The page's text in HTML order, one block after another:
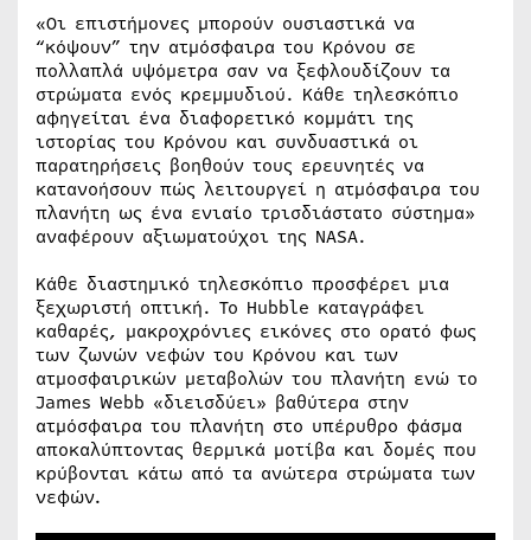
«Οι επιστήμονες μπορούν ουσιαστικά να
“κόψουν” την ατμόσφαιρα του Κρόνου σε
πολλαπλά υψόμετρα σαν να ξεφλουδίζουν τα
στρώματα ενός κρεμμυδιού. Κάθε τηλεσκόπιο
αφηγείται ένα διαφορετικό κομμάτι της
ιστορίας του Κρόνου και συνδυαστικά οι
παρατηρήσεις βοηθούν τους ερευνητές να
κατανοήσουν πώς λειτουργεί η ατμόσφαιρα του
πλανήτη ως ένα ενιαίο τρισδιάστατο σύστημα»
αναφέρουν αξιωματούχοι της NASA.
Κάθε διαστημικό τηλεσκόπιο προσφέρει μια
ξεχωριστή οπτική. Το Hubble καταγράφει
καθαρές, μακροχρόνιες εικόνες στο ορατό φως
των ζωνών νεφών του Κρόνου και των
ατμοσφαιρικών μεταβολών του πλανήτη ενώ το
James Webb «διεισδύει» βαθύτερα στην
ατμόσφαιρα του πλανήτη στο υπέρυθρο φάσμα
αποκαλύπτοντας θερμικά μοτίβα και δομές που
κρύβονται κάτω από τα ανώτερα στρώματα των
νεφών.